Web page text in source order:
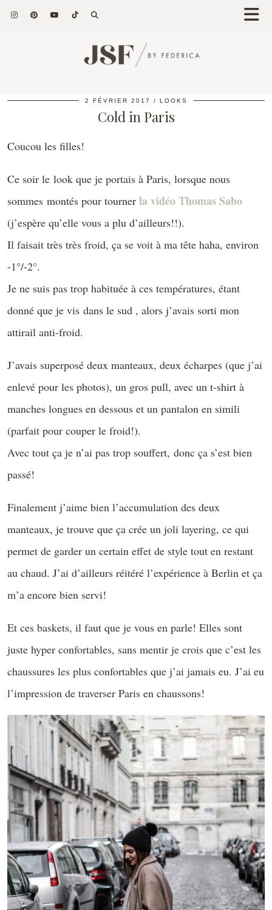
2 FÉVRIER 2017 LOOKS
Cold in Paris
Coucou les filles!
Ce soir le look que je portais à Paris, lorsque nous
sommes montés pour tourner la vidéo Thomas Sabo
(j’espère qu’elle vous a plu d’ailleurs!!).
Il faisait très très froid, ça se voit à ma tête haha, environ
-1°/-2°.
Je ne suis pas trop habituée à ces températures, étant
donné que je vis dans le sud , alors j’avais sorti mon
attirail anti-froid.
J’avais superposé deux manteaux, deux écharpes (que j’ai
enlevé pour les photos), un gros pull, avec un t-shirt à
manches longues en dessous et un pantalon en simili
(parfait pour couper le froid!).
Avec tout ça je n’ai pas trop souffert, donc ça s’est bien
passé!
Finalement j’aime bien l’accumulation des deux
manteaux, je trouve que ça crée un joli layering, ce qui
permet de garder un certain effet de style tout en restant
au chaud. J’ai d’ailleurs réitéré l’expérience à Berlin et ça
m’a encore bien servi!
Et ces baskets, il faut que je vous en parle! Elles sont
juste hyper confortables, sans mentir je crois que c’est les
chaussures les plus confortables que j’ai jamais eu. J’ai eu
l’impression de traverser Paris en chaussons!